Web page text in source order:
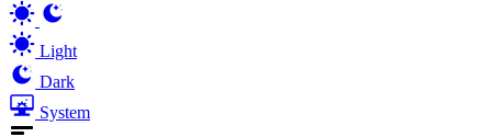
Light
Dark
System